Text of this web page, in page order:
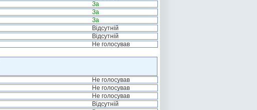
За
За
За
Відсутній
Відсутній
Не голосував
Не голосував
Не голосував
Не голосував
Відсутній